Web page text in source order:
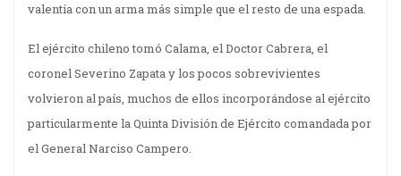
valentía con un arma más simple que el resto de una espada.
El ejército chileno tomó Calama, el Doctor Cabrera, el
coronel Severino Zapata y los pocos sobrevivientes
volvieron al país, muchos de ellos incorporándose al ejército
particularmente la Quinta División de Ejército comandada por
el General Narciso Campero.